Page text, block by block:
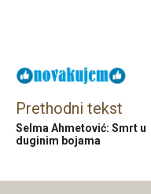
Prethodni tekst
Selma Ahmetović: Smrt u
duginim bojama